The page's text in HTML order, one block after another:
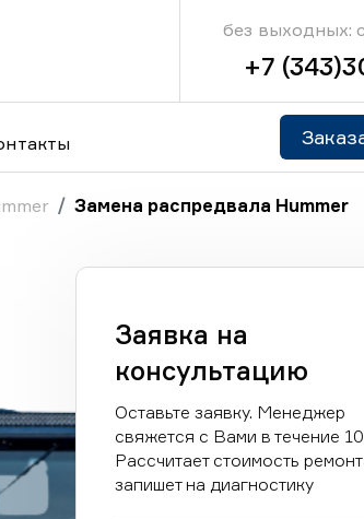
без выходных:
+7
Замена распредвала Hummer
Заявка на
консультацию
Оставьте заявку. Менеджер
свяжется с Вами в течение 10
Рассчитает стоимость
запишет на диагностику